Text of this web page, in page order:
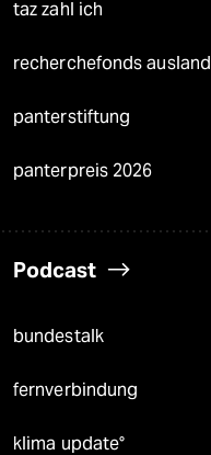
taz zahl ich
recherchefonds ausland
panterstiftung
panterpreis 2026
Podcast
bundestalk
fernverbindung
klima update°